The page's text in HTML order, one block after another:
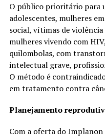
O público prioritário para
adolescentes, mulheres
social, vítimas de
mulheres vivendo com
quilombolas, com
intelectual grave,
O método é
em tratamento contra
Planejamento
Com a oferta do